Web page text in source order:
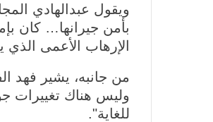
ا
ل
ص
ة
ويقول عبدالهادي
بأمن جيرانها… كان
الإرهاب الأعمى
من جانبه، يشير فهد
وليس هناك تغييرات
للغاية".